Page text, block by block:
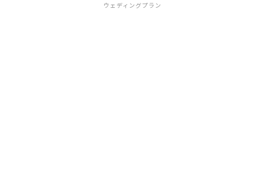
ウェディングプラン